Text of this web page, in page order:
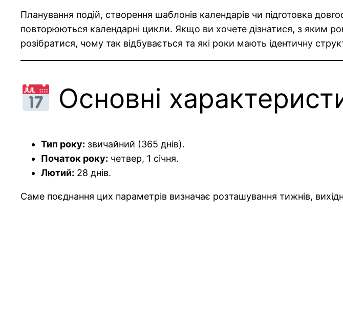
Планування подій, створення шаблонів календарів чи підготовка
повторюються календарні цикли. Якщо ви хочете дізнатися, з яким
розібратися, чому так відбувається та які роки мають ідентичну
Основні
Тип року: звичайний (365 днів).
Початок року: четвер, 1 січня.
Лютий: 28 днів.
Саме поєднання цих параметрів визначає розташування тижнів,